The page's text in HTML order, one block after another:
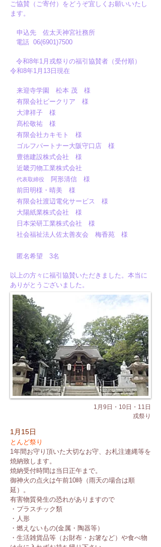
ご協賛（ご寄付）をどうぞ宜しくお願いいたし
ます。
申込先 佐太天神宮社務所
電話 06(6901)7500
令和8年1月戎祭りの福引協賛者（受付順）
令和8年1月13日現在
来迎寺学園 松本 茂 様
有限会社ビークリア 様
大津祥子 様
髙松敬祐 様
有限会社カキモト 様
​ ゴルフパートナー大阪守口店 様
豊徳建設株式会社 様
近畿刃物工業株式会社
代表取締役
阿形清信 様
前田明様・晴美 様
有限会社渡辺電化サービス 様
大陽紙業株式会社 様
日本栄研工業株式会社 様
社会福祉法人佐太善友会 梅香苑 様
​ 匿名希望 3名
以上の方々に福引協賛いただきました。本当に
ありがとうございました。
1月9日・10日・11日
​戎祭り
1月15日
とんど祭り
1年間お守り頂いた大切なお守、お札注連縄等を
焼納致します。
焼納受付時間は当日正午まで。
御神火の点火は午前10時（雨天の場合は順
延）。
有害物質発生の恐れがありますので
・プラスチック類
・人形
・燃えないもの(金属・陶器等）
・生活雑貨品等（お財布・お箸など）や食べ物